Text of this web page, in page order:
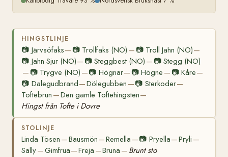
HINGSTLINJE
📷 Järvsöfaks— 📷 Trollfaks (NO) — 📷 Troll Jahn (NO)—
📷 Jahn Sjur (NO)— 📷Steggbest (NO) — 📷 Stegg (NO)
— 📷 Trygve (NO) —📷 Högnar— 📷Högne — 📷 Kåre—
📷 Dalegudbrand—Dölegubben —📷 Sterkoder—
Toftebrun —Den gamle Toftehingsten—
Hingst från Tofte i Dovre
STOLINJE
Linda Tösen —Bausmön—Remella —📷 Pryella—Pryli —
Sally—Gimfrua—Freja —Bruna — Brunt sto